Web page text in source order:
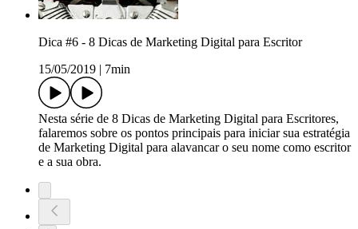
Dica #6 - 8 Dicas de Marketing Digital para Escritor
15/05/2019
7min
Nesta série de 8 Dicas de Marketing Digital para Escritores,
falaremos sobre os pontos principais para iniciar sua estratégia
de Marketing Digital para alavancar o seu nome como escritor
e a sua obra.